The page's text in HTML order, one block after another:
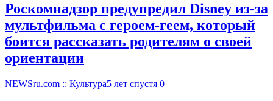
Роскомнадзор предупредил Disney из-за
мультфильма c героем-геем, который
боится рассказать родителям о своей
ориентации
NEWSru.com :: Культура5 лет спустя 0